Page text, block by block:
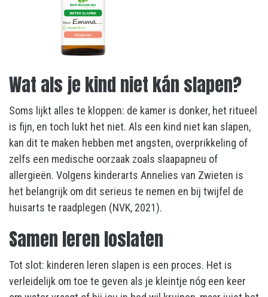
Wat als je kind niet kán slapen?
Soms lijkt alles te kloppen: de kamer is donker, het ritueel
is fijn, en toch lukt het niet. Als een kind niet kan slapen,
kan dit te maken hebben met angsten, overprikkeling of
zelfs een medische oorzaak zoals slaapapneu of
allergieën. Volgens kinderarts Annelies van Zwieten is
het belangrijk om dit serieus te nemen en bij twijfel de
huisarts te raadplegen (NVK, 2021).
Samen leren loslaten
Tot slot: kinderen leren slapen is een proces. Het is
verleidelijk om toe te geven als je kleintje nóg een keer